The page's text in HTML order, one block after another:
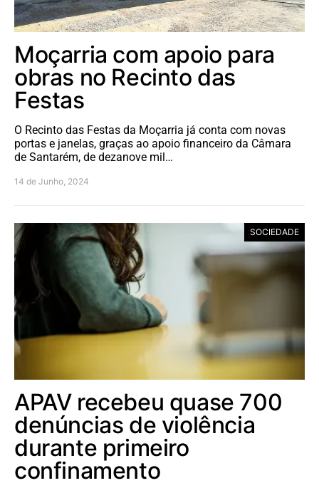
Moçarria com apoio para
obras no Recinto das
Festas
O Recinto das Festas da Moçarria já conta com novas
portas e janelas, graças ao apoio financeiro da Câmara
de Santarém, de dezanove mil…
14 de Junho, 2024
SOCIEDADE
APAV recebeu quase 700
denúncias de violência
durante primeiro
confinamento